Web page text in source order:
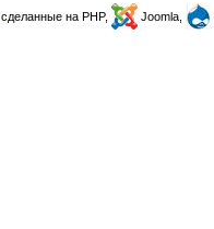
, сделанные на PHP, Joomla,